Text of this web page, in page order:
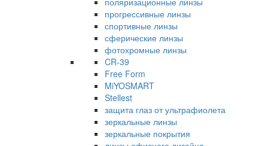
прогрессивные линзы
спортивные линзы
сферические линзы
фотохромные линзы
CR-39
Free Form
MiYOSMART
Stellest
защита глаз от ультрафиолета
зеркальные линзы
зеркальные покрытия